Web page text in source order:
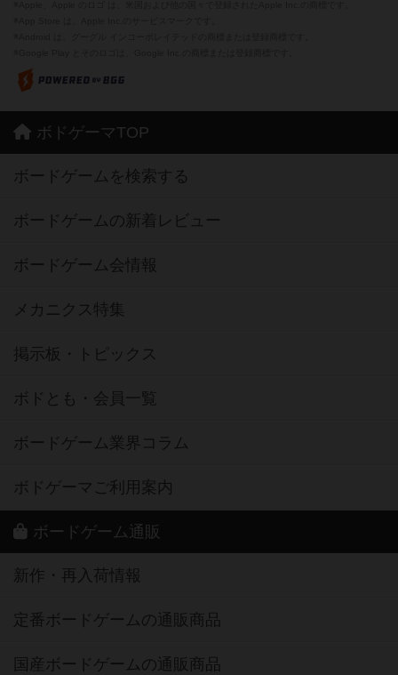
ボドゲーマTOP
ボードゲームを検索する
ボードゲームの新着レビュー
ボードゲーム会情報
メカニクス特集
掲示板・トピックス
ボドとも・会員一覧
ボードゲーム業界コラム
ボドゲーマご利用案内
ボードゲーム通販
新作・再入荷情報
定番ボードゲームの通販商品
国産ボードゲームの通販商品